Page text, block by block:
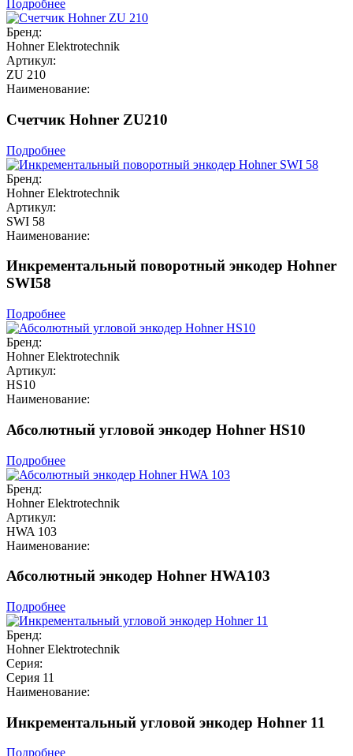
Подробнее
Бренд:
Hohner Elektrotechnik
Артикул:
ZU 210
Наименование:
Счетчик Hohner ZU210
Подробнее
Бренд:
Hohner Elektrotechnik
Артикул:
SWI 58
Наименование:
Инкрементальный поворотный энкодер Hohner
SWI58
Подробнее
Бренд:
Hohner Elektrotechnik
Артикул:
HS10
Наименование:
Абсолютный угловой энкодер Hohner HS10
Подробнее
Бренд:
Hohner Elektrotechnik
Артикул:
HWA 103
Наименование:
Абсолютный энкодер Hohner HWA103
Подробнее
Бренд:
Hohner Elektrotechnik
Серия:
Серия 11
Наименование:
Инкрементальный угловой энкодер Hohner 11
Подробнее